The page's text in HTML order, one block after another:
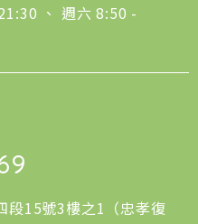
、 週六 8:50 -
段15號3樓之1（忠孝復